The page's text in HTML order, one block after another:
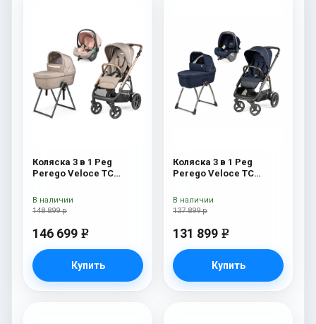
Коляска 3 в 1 Peg
Perego Veloce TC
Amour New
148 899 р
146 699 e
Купить
В наличии
Коляска 3 в 1 Peg
Perego Veloce TC
Shine
137 899 р
131 899 e
Купить
В наличии